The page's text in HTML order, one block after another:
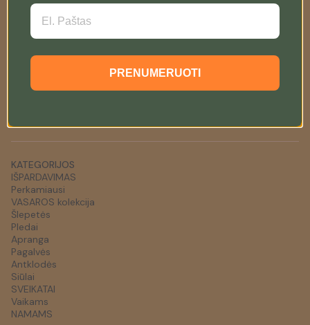
gyvenimo kokybei, jūsų šilumai ir namų jaukumui.
KONTAKTAI
info@woolland.lt
KATEGORIJOS
IŠPARDAVIMAS
Perkamiausi
VASAROS kolekcija
Šlepetės
Pledai
Apranga
Pagalvės
Antklodės
Siūlai
SVEIKATAI
Vaikams
NAMAMS
PRENUMERUOTI